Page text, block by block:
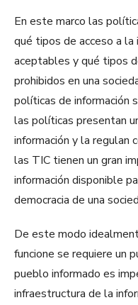
En este marco las
qué tipos de acceso a
aceptables y qué tipos
prohibidos en una
políticas de información
las políticas presentan
información y la regulan
las TIC tienen un gran
información disponible
democracia de una
De este modo
funcione se requiere un
pueblo informado es
infraestructura de la